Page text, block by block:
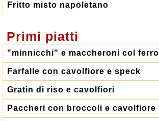
Fritto misto napoletano
Primi piatti
"minnicchi" e maccheroni col ferro
Farfalle con cavolfiore e speck
Gratin di riso e cavolfiori
Paccheri con broccoli e cavolfiore